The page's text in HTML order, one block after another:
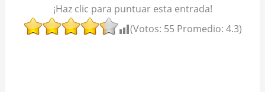
¡Haz clic para puntuar esta entrada!
(Votos: 55Promedio: 4.3)